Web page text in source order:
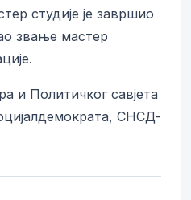
студије је завршио
звање мастер
и Политичког савјета
СНСД-